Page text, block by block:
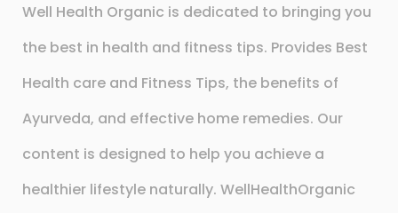
Well Health Organic is dedicated to bringing you
the best in health and fitness tips. Provides Best
Health care and Fitness Tips, the benefits of
Ayurveda, and effective home remedies. Our
content is designed to help you achieve a
healthier lifestyle naturally. WellHealthOrganic